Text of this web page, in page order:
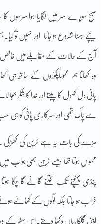
صبح سویرے سر میں لگایا ہوا
نیچے بہنا شروع ہو جاتا اور نہیں تو
آج کے حالات کے مقابلے میں خالص ہی
وہ کھاتا ہم عموماًپکوڑوں کے ساتھ ہی
پانی دل کھول کا پیتے اور خدا کا شکر
سے پاک تھی اور سرکاری پانی کو ہی
مزے کی بات یہ ہے ٹرین کی کھڑکی سے
محسوس ہوتا تھا جیسے ٹرین بھی جواب
پنڈی پہنچنے تک کتنے گانے گا چکا
خراب ہو جاتا بلکہ لوگوں کے کھائے
اپنی گلکاریاں دکھا دیتے۔اس سفر کے